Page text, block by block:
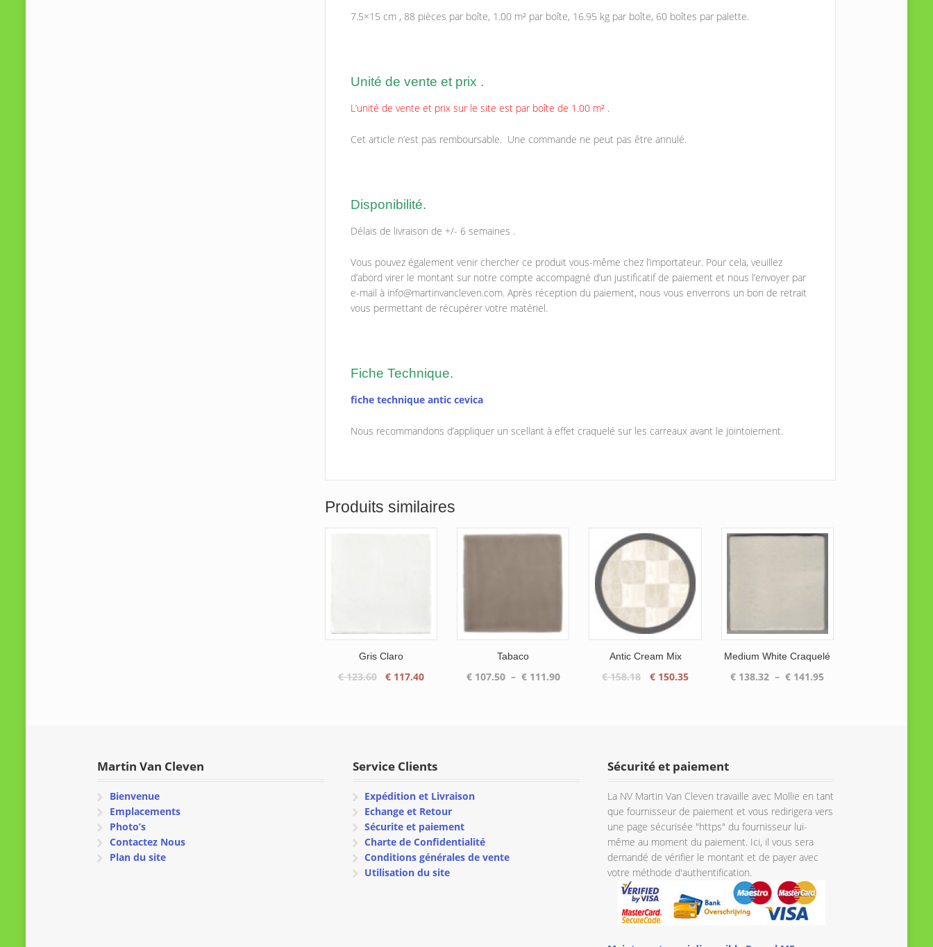
7.5×15 cm , 88 pièces par boîte, 1.00 m² par boîte, 16.95 kg par boîte, 60 boîtes par palette.
Unité de vente et prix .
L’unité de vente et prix sur le site est par boîte de 1.00 m² .
Cet article n’est pas remboursable. Une commande ne peut pas être annulé.
Disponibilité.
Délais de livraison de +/- 6 semaines .
Vous pouvez également venir chercher ce produit vous-même chez l’importateur. Pour cela, veuillez
d’abord virer le montant sur notre compte accompagné d’un justificatif de paiement et nous l’envoyer par
e-mail à info@martinvancleven.com. Après réception du paiement, nous vous enverrons un bon de retrait
vous permettant de récupérer votre matériel.
Fiche Technique.
fiche technique antic cevica
Nous recommandons d’appliquer un scellant à effet craquelé sur les carreaux avant le jointoiement.
Produits similaires
Gris Claro
€123.60
Le
€ 117.40Le
Tabaco
€107.50 – €111.90Plage
Antic Cream Mix
€158.18
Le
€150.35Le
Medium White Craquelé
€ 138.32 – € 141.95Plage
Martin Van Cleven
Bienvenue
Emplacements
Photo’s
Contactez Nous
Plan du site
Service Clients
Expédition et Livraison
Echange et Retour
Sécurite et paiement
Charte de Confidentialité
Conditions générales de vente
Utilisation du site
Sécurité et paiement
La NV Martin Van Cleven travaille avec Mollie en tant
que fournisseur de paiement et vous redirigera vers
une page sécurisée "https" du fournisseur lui-
même au moment du paiement. Ici, il vous sera
demandé de vérifier le montant et de payer avec
votre méthode d'authentification.